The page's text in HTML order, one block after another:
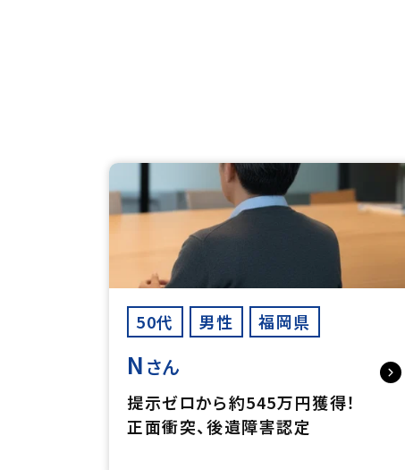
50代 男性 福岡県
N さん
提示ゼロから約545万円獲得！
正面衝突、後遺障害認定